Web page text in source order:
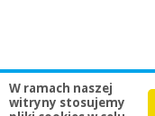
W ramach naszej
witryny stosujemy